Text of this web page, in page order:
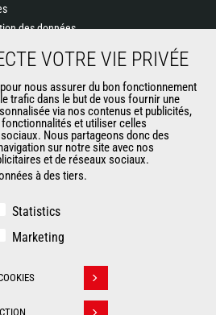
des données
VOTRE VIE PRIVÉE
nous assurer du bon fonctionnement
trafic dans le but de vous fournir une
via nos contenus et publicités,
et utiliser celles
Nous partageons donc des
sur notre site avec nos
et de réseaux sociaux.
à des tiers.
Statistics
Marketing